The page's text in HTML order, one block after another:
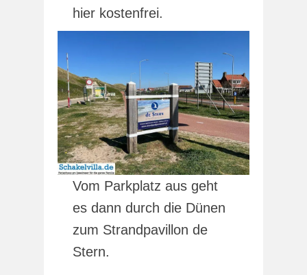
hier kostenfrei.
Vom Parkplatz aus geht
es dann durch die Dünen
zum Strandpavillon de
Stern.